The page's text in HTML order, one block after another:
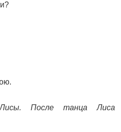
После танца Лиса